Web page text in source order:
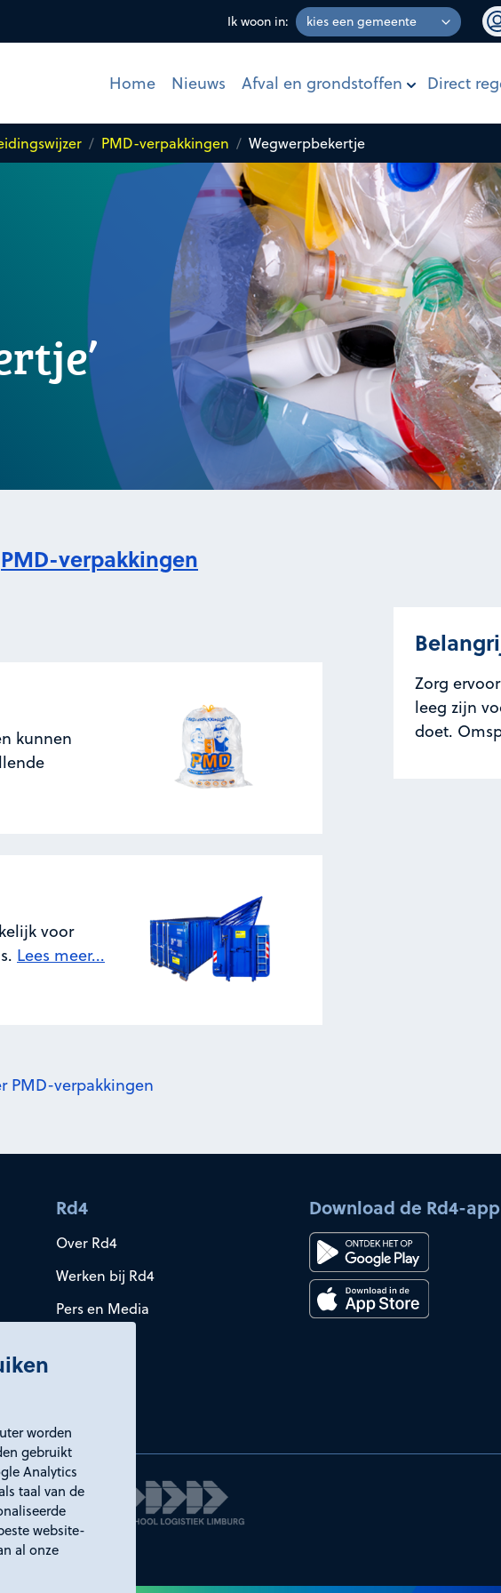
worden
gebruikt
Analytics
taal van de
website-
al onze
Ik woon in:
Home Nieuws Afval en grondstoffen Direct
PMD-verpakkingen Wegwerpbekertje
PMD-verpakkingen
kunnen
voor
Lees meer...
PMD-verpakkingen
Zorg
leeg zijn
doet.
Rd4
Over Rd4
Werken bij Rd4
Pers en Media
Download de Rd4-